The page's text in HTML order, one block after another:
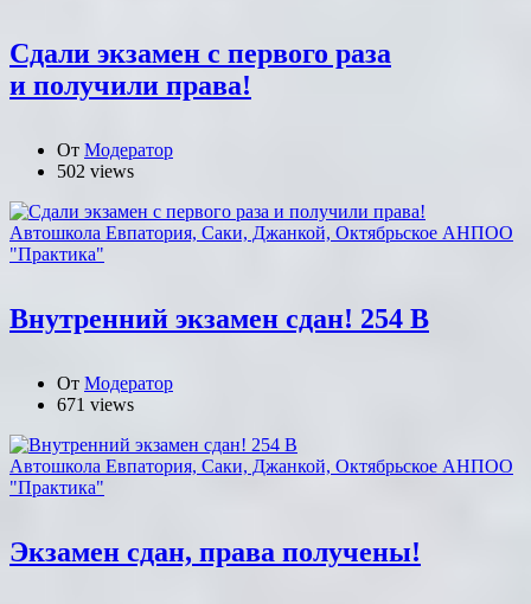
Сдали экзамен с первого раза
и получили права!
От Модератор
502 views
Автошкола Евпатория, Саки, Джанкой, Октябрьское АНПОО
"Практика"
Внутренний экзамен сдан! 254 В
От Модератор
671 views
Автошкола Евпатория, Саки, Джанкой, Октябрьское АНПОО
"Практика"
Экзамен сдан, права получены!